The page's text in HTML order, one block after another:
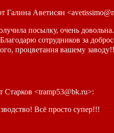
Галина Аветисян
посылку, очень довольна.
сотрудников за
процветания вашему
Старков <tramp53@bk.ru>:
Всё просто супер!!!